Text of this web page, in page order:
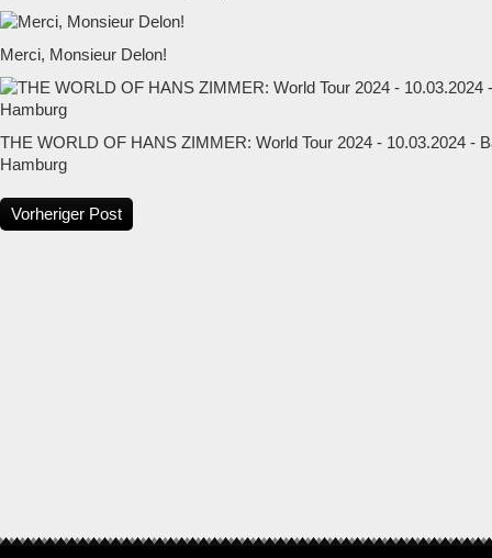
Merci, Monsieur Delon!
THE WORLD OF HANS ZIMMER: World Tour 2024 - 10.03.2024 -
Hamburg
Vorheriger Post